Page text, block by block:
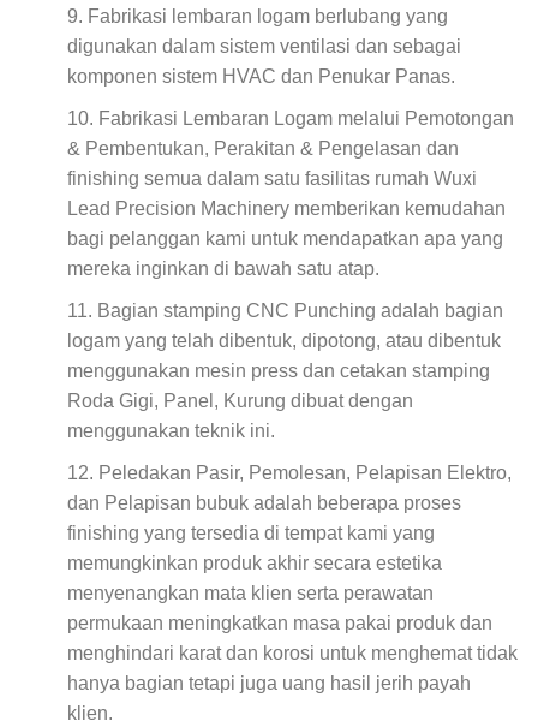
Fabrikasi lembaran logam berlubang yang
digunakan dalam sistem ventilasi dan sebagai
komponen sistem HVAC dan Penukar Panas.
Fabrikasi Lembaran Logam melalui Pemotongan
& Pembentukan, Perakitan & Pengelasan dan
finishing semua dalam satu fasilitas rumah Wuxi
Lead Precision Machinery memberikan kemudahan
bagi pelanggan kami untuk mendapatkan apa yang
mereka inginkan di bawah satu atap.
Bagian stamping CNC Punching adalah bagian
logam yang telah dibentuk, dipotong, atau dibentuk
menggunakan mesin press dan cetakan stamping
Roda Gigi, Panel, Kurung dibuat dengan
menggunakan teknik ini.
Peledakan Pasir, Pemolesan, Pelapisan Elektro,
dan Pelapisan bubuk adalah beberapa proses
finishing yang tersedia di tempat kami yang
memungkinkan produk akhir secara estetika
menyenangkan mata klien serta perawatan
permukaan meningkatkan masa pakai produk dan
menghindari karat dan korosi untuk menghemat tidak
hanya bagian tetapi juga uang hasil jerih payah
klien.